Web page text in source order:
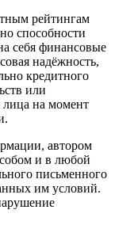
рейтингам
способности
себя финансовые
надёжность,
кредитного
или
лица на момент
автором
и в любой
письменного
им условий.